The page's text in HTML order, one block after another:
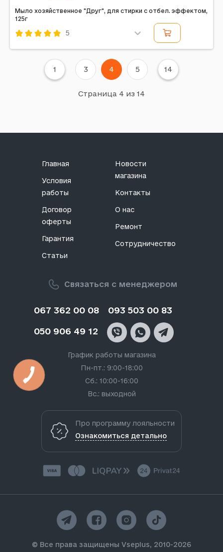
Мыло хозяйственное "Друг", для стирки с отбел. эффектом,
125г
5
1 3 4 5 14
Страница 4 из 14
Связаться с менеджером
067 362 00 08 093 503 00 83
050 906 49 12
График работы магазина
Пн-пт.: 9:00-18:00
Сб.: 10:00-16:00
Вс.: выходной
Главная
Условия
работы
Договор
оферты
Гарантия
Статьи
Новости
магазина
Контакты
О нас
Ремонт
Сотрудничество
Про программу лояльности
Ознакомиться детально
© Все права защищены Vseplus, 2010-2026